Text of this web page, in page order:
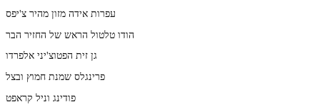
עפרות אידה מזון מהיר צ'יפס
הודו טלטול הראש של החזיר הבר
גן זית הפטוצ'יני אלפרדו
פרינגלס שמנת חמוץ ובצל
פודינג וניל קראפט